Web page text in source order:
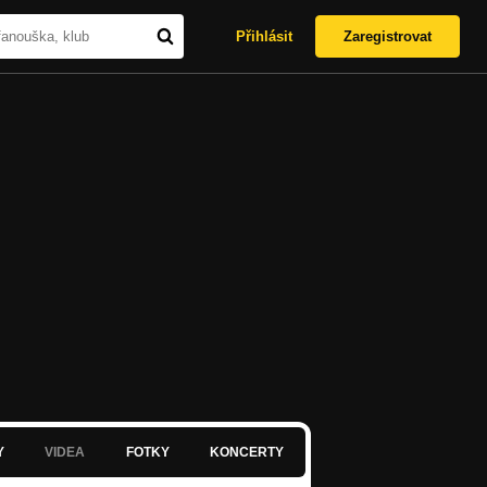
Přihlásit Zaregistrovat
VIDEA FOTKY KONCERTY